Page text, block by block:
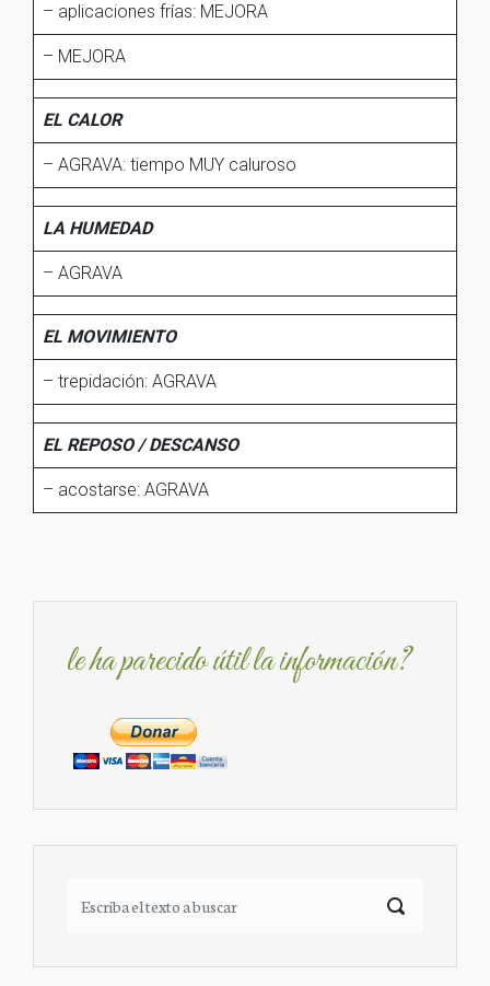
– aplicaciones frías: MEJORA
– MEJORA
EL CALOR
– AGRAVA: tiempo MUY caluroso
LA HUMEDAD
– AGRAVA
EL MOVIMIENTO
– trepidación: AGRAVA
EL REPOSO / DESCANSO
– acostarse: AGRAVA
le ha parecido útil la información?